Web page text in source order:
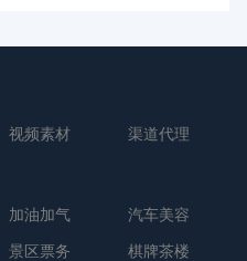
视频素材 渠道代理
加油加气
汽车美容
景区票务
棋牌茶楼